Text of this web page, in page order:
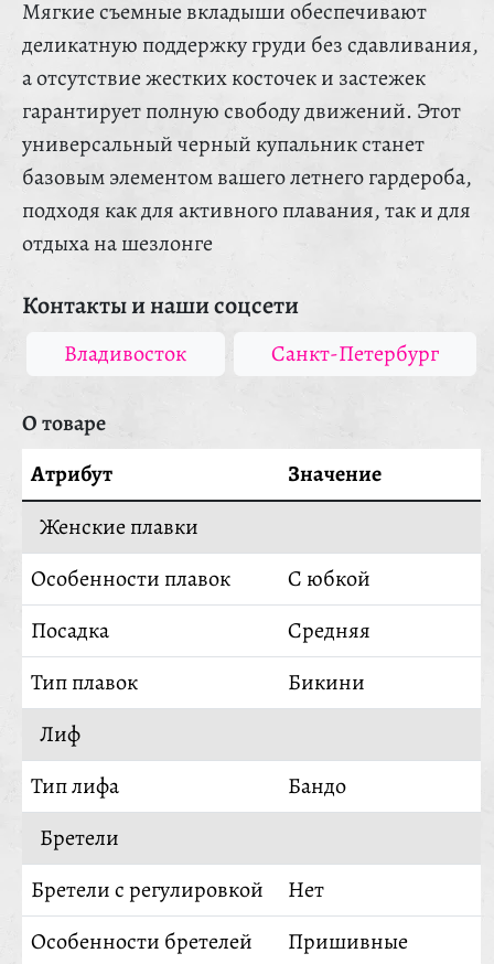
Мягкие съемные вкладыши обеспечивают
деликатную поддержку груди без сдавливания,
а отсутствие жестких косточек и застежек
гарантирует полную свободу движений. Этот
универсальный черный купальник станет
базовым элементом вашего летнего гардероба,
подходя как для активного плавания, так и для
отдыха на шезлонге
Контакты и наши соцсети
Владивосток Санкт-Петербург
О товаре
Атрибут
Значение
Женские плавки
Особенности плавок
С юбкой
Посадка
Средняя
Тип плавок
Бикини
Лиф
Тип лифа
Бандо
Бретели
Бретели с регулировкой
Нет
Особенности бретелей
Пришивные